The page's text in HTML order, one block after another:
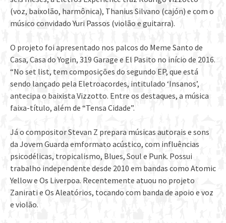
(voz, baixolão, harmônica), Thanius Silvano (cajón) e com o
músico convidado Yuri Passos (violão e guitarra).
O projeto foi apresentado nos palcos do Meme Santo de
Casa, Casa do Yogin, 319 Garage e El Pasito no início de 2016.
“No set list, tem composições do segundo EP, que está
sendo lançado pela Eletroacordes, intitulado ‘Insanos’,
antecipa o baixista Vizzotto. Entre os destaques, a música
faixa-título, além de “Tensa Cidade”.
Já o compositor Stevan Z prepara músicas autorais e sons
da Jovem Guarda emformato acústico, com influências
psicodélicas, tropicalismo, Blues, Soul e Punk. Possui
trabalho independente desde 2010 em bandas como Atomic
Yellow e Os Liverpoa. Recentemente atuou no projeto
Zanirati e Os Aleatórios, tocando com banda de apoio e voz
e violão.